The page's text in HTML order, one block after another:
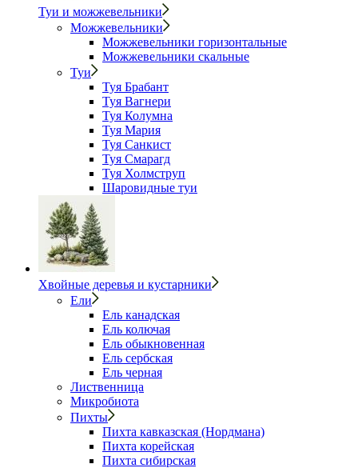
Туи и можжевельники
Можжевельники
Можжевельники горизонтальные
Можжевельники скальные
Туи
Туя Брабант
Туя Вагнери
Туя Колумна
Туя Мария
Туя Санкист
Туя Смарагд
Туя Холмструп
Шаровидные туи
Хвойные деревья и кустарники
Ели
Ель канадская
Ель колючая
Ель обыкновенная
Ель сербская
Ель черная
Лиственница
Микробиота
Пихты
Пихта кавказская (Нордмана)
Пихта корейская
Пихта сибирская